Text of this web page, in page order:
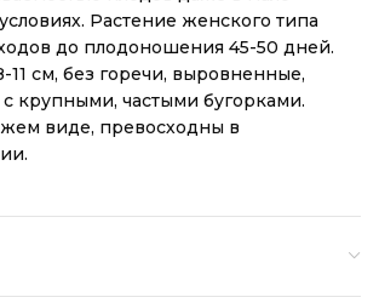
Растение женского типа
до плодоношения 45-50 дней.
см, без горечи, выровненные,
крупными, частыми бугорками.
виде, превосходны в